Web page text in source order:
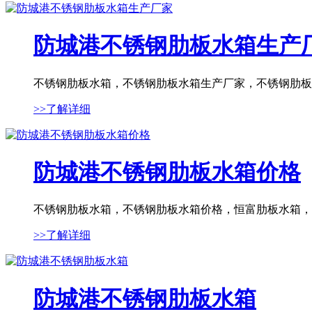
防城港不锈钢肋板水箱生产
不锈钢肋板水箱，不锈钢肋板水箱生产厂家，不锈钢肋
>>了解详细
防城港不锈钢肋板水箱价格
不锈钢肋板水箱，不锈钢肋板水箱价格，恒富肋板水箱
>>了解详细
防城港不锈钢肋板水箱